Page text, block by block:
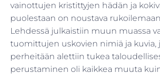
vainottujen kristittyjen hädän ja
puolestaan on noustava
Lehdessä julkaistiin muun muassa
tuomittujen uskovien nimiä ja kuvia,
perheitään alettiin tukea
perustaminen oli kaikkea muuta